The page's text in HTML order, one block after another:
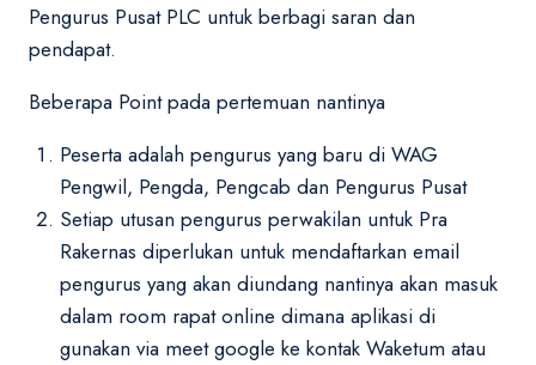
Pengurus Pusat PLC untuk berbagi saran dan
pendapat.
Beberapa Point pada pertemuan nantinya
Peserta adalah pengurus yang baru di WAG
Pengwil, Pengda, Pengcab dan Pengurus Pusat
Setiap utusan pengurus perwakilan untuk Pra
Rakernas diperlukan untuk mendaftarkan email
pengurus yang akan diundang nantinya akan masuk
dalam room rapat online dimana aplikasi di
gunakan via meet google ke kontak Waketum atau